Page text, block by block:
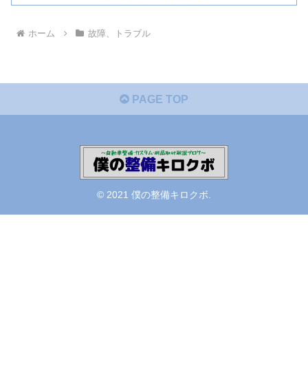
ホーム 故障、トラブル
PAGE TOP
© 2021 僕の整備キロクボ.